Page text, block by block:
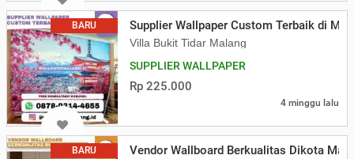
BARU Supplier Wallpaper Custom Terbaik di
Villa Bukit Tidar Malang
SUPPLIER WALLPAPER
Rp 225.000
4 minggu lalu
BARU Vendor Wallboard Berkualitas Dikota